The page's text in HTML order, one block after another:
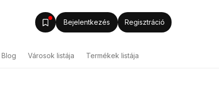
Bejelentkezés Regisztráció
Blog Városok listája Termékek listája